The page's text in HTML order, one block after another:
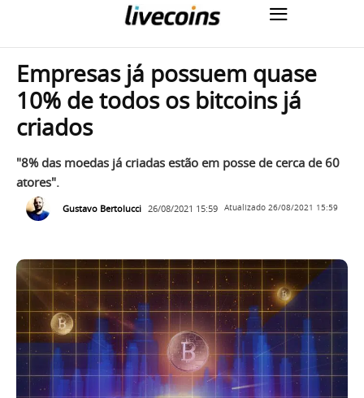
Empresas já possuem quase
10% de todos os bitcoins já
criados
"8% das moedas já criadas estão em posse de cerca de 60
atores".
Gustavo Bertolucci 26/08/2021 15:59 Atualizado 26/08/2021 15:59